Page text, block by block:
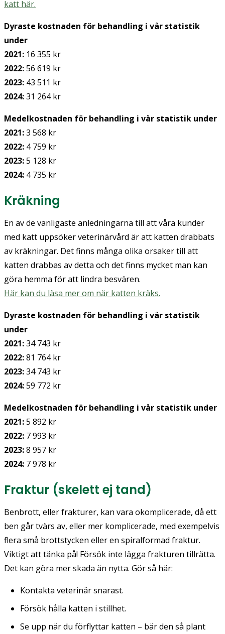
katt här.
Dyraste kostnaden för behandling i vår statistik
under
2021: 16 355 kr
2022:56 619 kr
2023: 43 511 kr
2024:31 264 kr
Medelkostnaden för behandling i vår statistik under
2021:3 568 kr
2022: 4 759 kr
2023:5 128 kr
2024: 4 735 kr
Kräkning
En av de vanligaste anledningarna till att våra kunder
med katt uppsöker veterinärvård är att katten drabbats
av kräkningar. Det finns många olika orsaker till att
katten drabbas av detta och det finns mycket man kan
göra hemma för att lindra besvären.
Här kan du läsa mer om när katten kräks.
Dyraste kostnaden för behandling i vår statistik
under
2021:34 743 kr
2022:81 764 kr
2023:34 743 kr
2024:59 772 kr
Medelkostnaden för behandling i vår statistik under
2021:5 892 kr
2022: 7 993 kr
2023:8 957 kr
2024: 7 978 kr
Fraktur (skelett ej tand)
Benbrott, eller frakturer, kan vara okomplicerade, då ett
ben går tvärs av, eller mer komplicerade, med exempelvis
flera små brottstycken eller en spiralformad fraktur.
Viktigt att tänka på! Försök inte lägga frakturen tillrätta.
Det kan göra mer skada än nytta. Gör så här:
Kontakta veterinär snarast.
Försök hålla katten i stillhet.
Se upp när du förflyttar katten – bär den så plant